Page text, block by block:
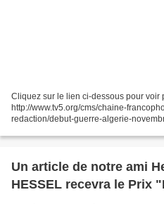
Cliquez sur le lien ci-dessous pour voir
http://www.tv5.org/cms/chaine-
redaction/debut-guerre-algerie-
Un article de notre ami
HESSEL recevra le Prix